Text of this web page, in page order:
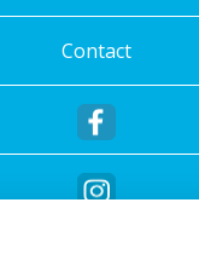
Contact